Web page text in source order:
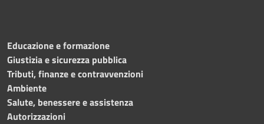
Educazione e formazione
Giustizia e sicurezza pubblica
Tributi, finanze e contravvenzioni
Ambiente
Salute, benessere e assistenza
Autorizzazioni